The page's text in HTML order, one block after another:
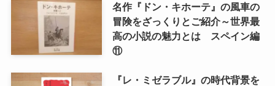
名作『ドン・キホーテ』の風車の
冒険をざっくりとご紹介～世界最
高の小説の魅力とは スペイン編
⑪
『レ・ミゼラブル』の時代背景を